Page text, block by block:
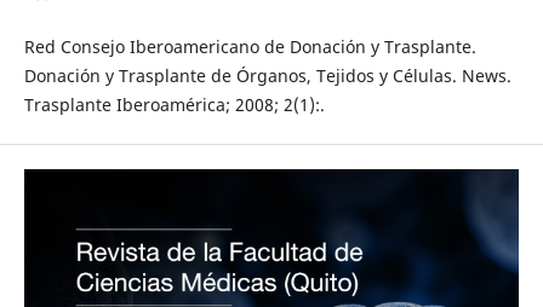
Red Consejo Iberoamericano de Donación y Trasplante.
Donación y Trasplante de Órganos, Tejidos y Células. News.
Trasplante Iberoamérica; 2008; 2(1):.